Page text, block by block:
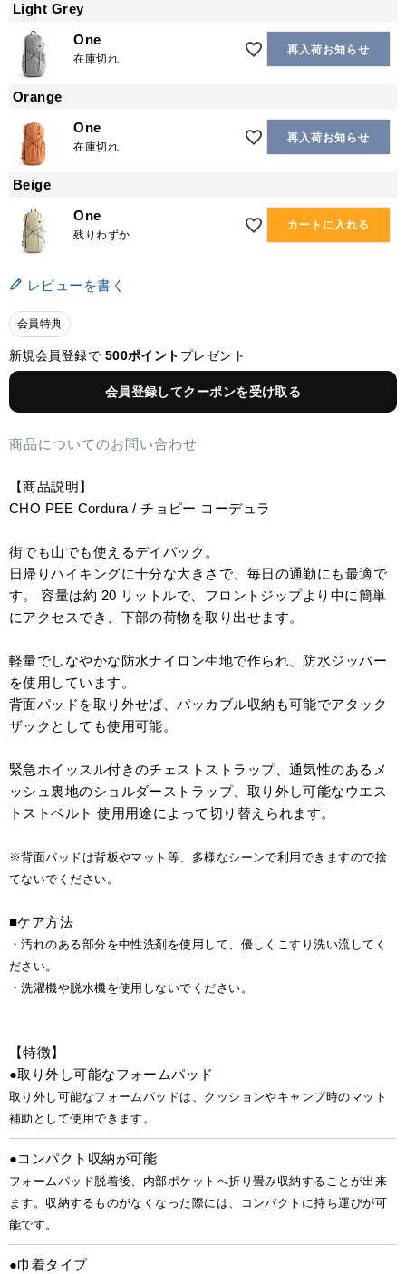
Light Grey
One
在庫切れ
再入荷お知らせ
Orange
One
在庫切れ
再入荷お知らせ
Beige
One
残りわずか
カートに入れる
レビューを書く
会員特典
新規会員登録で 500ポイント プレゼント
会員登録してクーポンを受け取る
商品についてのお問い合わせ
【商品説明】
CHO PEE Cordura / チョピー コーデュラ
街でも山でも使えるデイバック。
日帰りハイキングに十分な大きさで、毎日の通勤にも最適で
す。 容量は約 20 リットルで、フロントジップより中に簡単
にアクセスでき、下部の荷物を取り出せます。
軽量でしなやかな防水ナイロン生地で作られ、防水ジッパー
を使用しています。
背面パッドを取り外せば、パッカブル収納も可能でアタック
ザックとしても使用可能。
緊急ホイッスル付きのチェストストラップ、通気性のあるメ
ッシュ裏地のショルダーストラップ、取り外し可能なウエス
トストベルト 使用用途によって切り替えられます。
※背面パッドは背板やマット等、多様なシーンで利用できますので捨
てないでください。
■ケア方法
・汚れのある部分を中性洗剤を使用して、優しくこすり洗い流してく
ださい。
・洗濯機や脱水機を使用しないでください。
【特徴】
●取り外し可能なフォームパッド
取り外し可能なフォームパッドは、クッションやキャンプ時のマット
補助として使用できます。
●コンパクト収納が可能
フォームパッド脱着後、内部ポケットへ折り畳み収納することが出来
ます。収納するものがなくなった際には、コンパクトに持ち運びが可
能です。
●巾着タイプ